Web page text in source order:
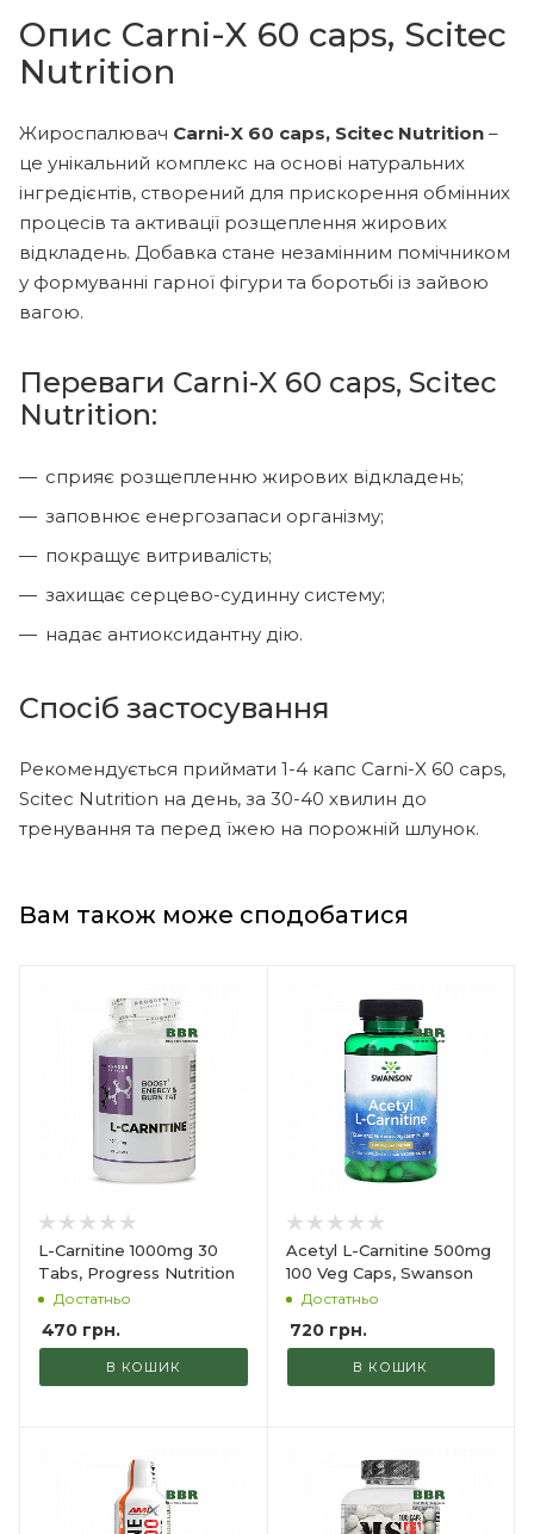
Опис Carni-X 60 caps, Scitec
Nutrition
Жироспалювач Carni-X 60 caps, Scitec Nutrition –
це унікальний комплекс на основі натуральних
інгредієнтів, створений для прискорення обмінних
процесів та активації розщеплення жирових
відкладень. Добавка стане незамінним помічником
у формуванні гарної фігури та боротьбі із зайвою
вагою.
Переваги Carni-X 60 caps, Scitec
Nutrition:
сприяє розщепленню жирових відкладень;
заповнює енергозапаси організму;
покращує витривалість;
захищає серцево-судинну систему;
надає антиоксидантну дію.
Спосіб застосування
Рекомендується приймати 1-4 капс Carni-X 60 caps,
Scitec Nutrition на день, за 30-40 хвилин до
тренування та перед їжею на порожній шлунок.
Вам також може сподобатися
L-Carnitine 1000mg 30
Tabs, Progress Nutrition
Достатньо
470 грн.
В КОШИК
Acetyl L-Carnitine 500mg
100 Veg Caps, Swanson
Достатньо
720грн.
В КОШИК